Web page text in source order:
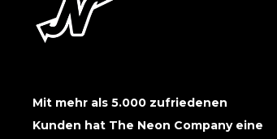
Mit mehr als 5.000 zufriedenen
Kunden hat The Neon Company eine